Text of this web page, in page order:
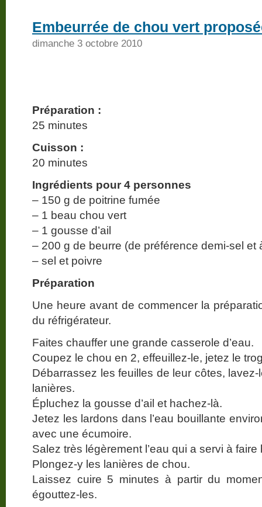
Embeurrée de chou vert
dimanche 3 octobre 2010
Préparation :
25 minutes
Cuisson :
20 minutes
Ingrédients pour 4 personnes
– 150 g de poitrine fumée
– 1 beau chou vert
– 1 gousse d’ail
– 200 g de beurre (de préférence demi-sel et
– sel et poivre
Préparation
Une heure avant de commencer la
du réfrigérateur.
Faites chauffer une grande casserole d’eau.
Coupez le chou en 2, effeuillez-le, jetez le
Débarrassez les feuilles de leur côtes,
lanières.
Épluchez la gousse d’ail et hachez-là.
Jetez les lardons dans l’eau bouillante
avec une écumoire.
Salez très légèrement l’eau qui a servi à
Plongez-y les lanières de chou.
Laissez cuire 5 minutes à partir du
égouttez-les.